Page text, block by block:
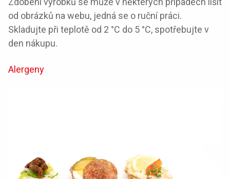
od obrázků na webu, jedná se o ruční práci.
Skladujte při teplotě od 2 °C do 5 °C, spotřebujte v
den nákupu.
Alergeny